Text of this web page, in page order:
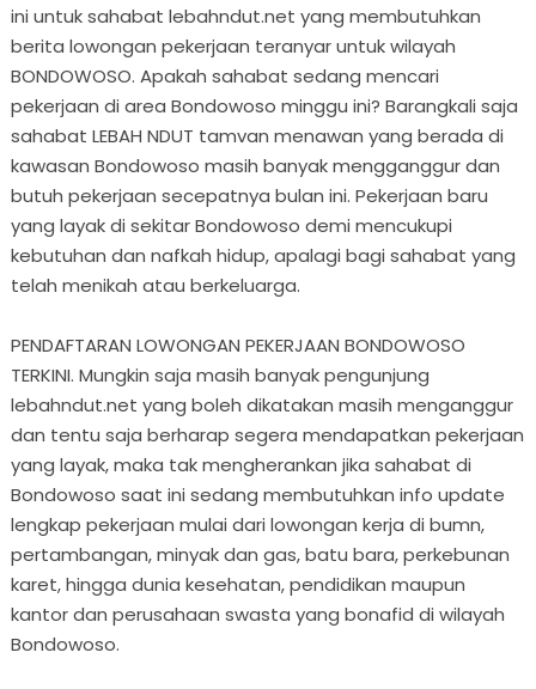
ini untuk sahabat lebahndut.net yang membutuhkan
berita lowongan pekerjaan teranyar untuk wilayah
BONDOWOSO. Apakah sahabat sedang mencari
pekerjaan di area Bondowoso minggu ini? Barangkali saja
sahabat LEBAH NDUT tamvan menawan yang berada di
kawasan Bondowoso masih banyak mengganggur dan
butuh pekerjaan secepatnya bulan ini. Pekerjaan baru
yang layak di sekitar Bondowoso demi mencukupi
kebutuhan dan nafkah hidup, apalagi bagi sahabat yang
telah menikah atau berkeluarga.
PENDAFTARAN LOWONGAN PEKERJAAN BONDOWOSO
TERKINI. Mungkin saja masih banyak pengunjung
lebahndut.net yang boleh dikatakan masih menganggur
dan tentu saja berharap segera mendapatkan pekerjaan
yang layak, maka tak mengherankan jika sahabat di
Bondowoso saat ini sedang membutuhkan info update
lengkap pekerjaan mulai dari lowongan kerja di bumn,
pertambangan, minyak dan gas, batu bara, perkebunan
karet, hingga dunia kesehatan, pendidikan maupun
kantor dan perusahaan swasta yang bonafid di wilayah
Bondowoso.